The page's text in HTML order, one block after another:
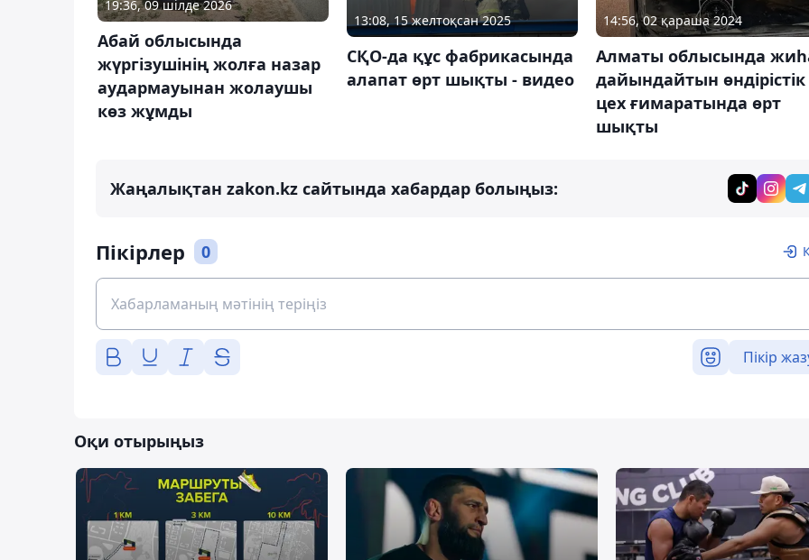
19:36, 09 шілде 2026
Абай облысында
жүргізушінің жолға назар
аудармауынан жолаушы
көз жұмды
13:08, 15 желтоқсан 2025
СҚО-да құс фабрикасында
алапат өрт шықты - видео
14:56, 02 қараша 2024
Алматы облысында
дайындайтын өндірістік
цех ғимаратында өрт
шықты
Жаңалықтан zakon.kz сайтында хабардар болыңыз:
Пікірлер 0
Пікір
Оқи отырыңыз